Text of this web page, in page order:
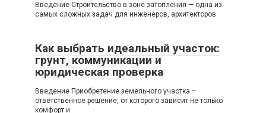
Введение Строительство в зоне затопления — одна из
самых сложных задач для инженеров, архитекторов
Как выбрать идеальный участок:
грунт, коммуникации и
юридическая проверка
Введение Приобретение земельного участка –
ответственное решение, от которого зависит не только
комфорт и